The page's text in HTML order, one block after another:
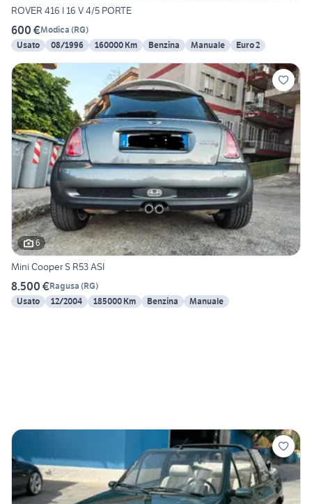
ROVER 416 I 16 V 4/5 PORTE
600 €Modica (RG)
Usato
08/1996 160000 Km Benzina Manuale Euro 2
6
Mini Cooper S R53 ASI
8.500 €Ragusa (RG)
Usato
12/2004 185000 Km Benzina Manuale